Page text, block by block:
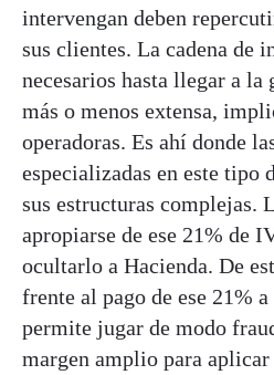
intervengan deben
sus clientes. La cadena de
necesarios hasta llegar a la
más o menos extensa,
operadoras. Es ahí donde
especializadas en este tipo
sus estructuras complejas.
apropiarse de ese 21% de
ocultarlo a Hacienda. De
frente al pago de ese 21%
permite jugar de modo
margen amplio para aplicar